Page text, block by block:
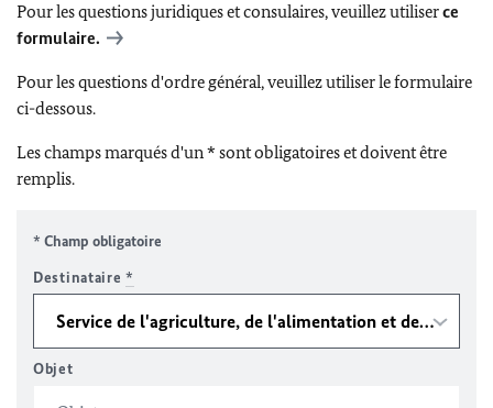
Pour les questions juridiques et consulaires, veuillez utiliserce
formulaire.
Pour les questions d'ordre général, veuillez utiliser le formulaire
ci-dessous.
Les champs marqués d'un * sont obligatoires et doivent être
remplis.
* Champ obligatoire
Destinataire*
Objet